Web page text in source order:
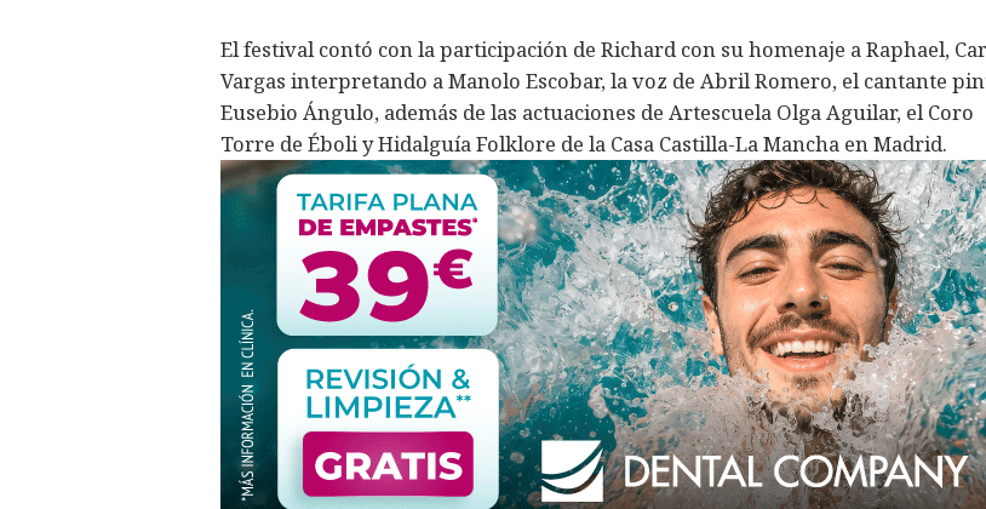
El festival contó con la participación de Richard con su homenaje a Raphael,
Vargas interpretando a Manolo Escobar, la voz de Abril Romero, el cantante
Eusebio Ángulo, además de las actuaciones de Artescuela Olga Aguilar, el Coro
Torre de Éboli y Hidalguía Folklore de la Casa Castilla-La Mancha en Madrid.